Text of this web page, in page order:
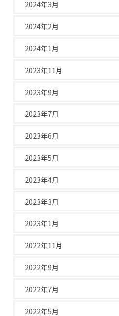
2024年3月
2024年2月
2024年1月
2023年11月
2023年9月
2023年7月
2023年6月
2023年5月
2023年4月
2023年3月
2023年1月
2022年11月
2022年9月
2022年7月
2022年5月